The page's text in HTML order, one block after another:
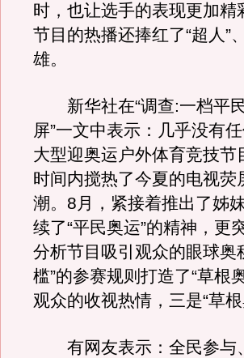
时，也让选手的表现更加
节目的热播还捧红了“超人”
雄。
新华社在“调查:一档平
屏”一文中表示：几乎没有
大型迎奥运户外体育竞技
时间内搅热了今夏的电视荧
潮。8月，紧接着推出了姊
续了“平民奥运”的精神，更
分析节目吸引观众的眼球奥
槛”的参赛规则打造了“草根
观众的收视热情，三是“草
有网友表示：全民参与